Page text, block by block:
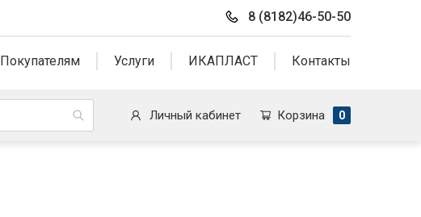
8 (8182)46-50-50
Покупателям Услуги ИКАПЛАСТ Контакты
Личный кабинет Корзина 0